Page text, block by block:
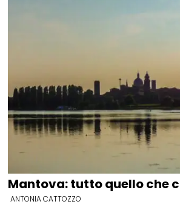
Mantova: tutto quello che
ANTONIA CATTOZZO